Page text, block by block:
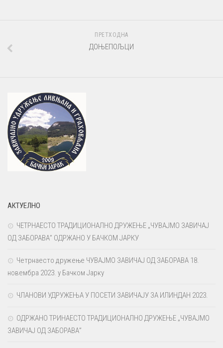
ПРЕТХОДНА
ДОЊЕПОЉЦИ
АКТУЕЛНО
ЧЕТРНАЕСТО ТРАДИЦИОНАЛНО ДРУЖЕЊЕ „ЧУВАЈМО ЗАВИЧАЈ
ОД ЗАБОРАВА” ОДРЖАНО У БАЧКОМ ЈАРКУ
Четрнаесто дружење ЧУВАЈМО ЗАВИЧАЈ ОД ЗАБОРАВА 18.
новембра 2023. у Бачком Јарку
ЧЛАНОВИ УДРУЖЕЊА У ПОСЕТИ ЗАВИЧАЈУ ЗА ИЛИНДАН 2023.
ОДРЖАНО ТРИНАЕСТО ТРАДИЦИОНАЛНО ДРУЖЕЊЕ „ЧУВАЈМО
ЗАВИЧАЈ ОД ЗАБОРАВА”